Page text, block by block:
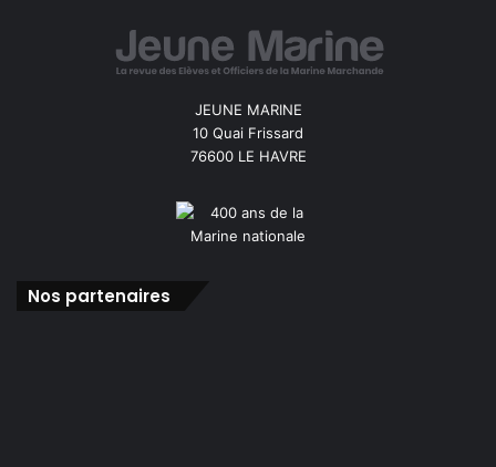
JEUNE MARINE
10 Quai Frissard
76600 LE HAVRE
Nos partenaires